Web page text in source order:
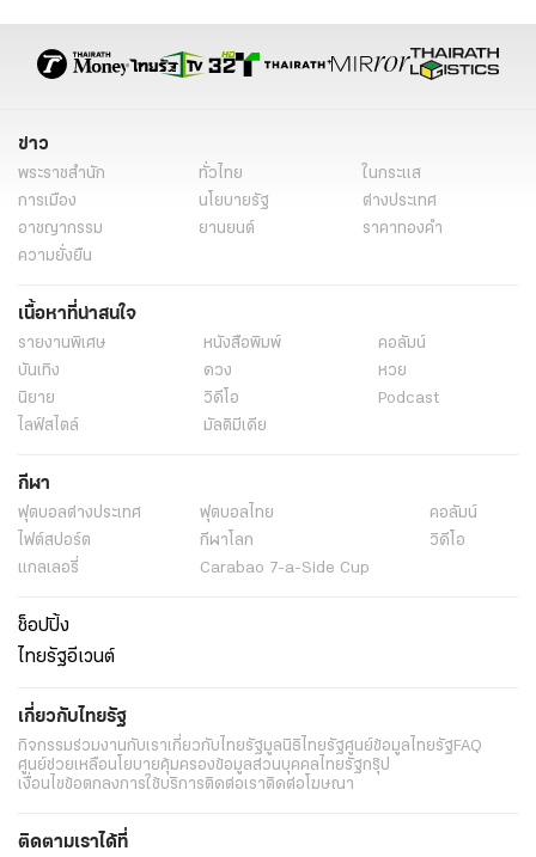
ข่าว
พระราชสำนัก ทั่วไทย
ในกระแส
การเมือง
นโยบายรัฐ
ต่างประเทศ
อาชญากรรม
ยานยนต์
ราคาทองคำ
ความยั่งยืน
เนื้อหาที่น่าสนใจ
รายงานพิเศษ หนังสือพิมพ์
คอลัมน์
บันเทิง
ดวง
หวย
นิยาย
วิดีโอ
Podcast
ไลฟ์สไตล์
มัลติมีเดีย
กีฬา
ฟุตบอลต่่างประเทศ ฟุตบอลไทย
คอลัมน์
ไฟต์สปอร์ต
กีฬาโลก
วิดีโอ
แกลเลอรี่
Carabao 7-a-Side Cup
ช็อปปิ้ง
ไทยรัฐอีเวนต์
เกี่ยวกับไทยรัฐ
กิจกรรมร่วมงานกับเราเกี่ยวกับไทยรัฐมูลนิธิไทยรัฐศูนย์ข้อมูลไทยรัฐFAQ
ศูนย์ช่วยเหลือนโยบายคุ้มครองข้อมูลส่วนบุคคลไทยรัฐกรุ๊ป
เงื่อนไขข้อตกลงการใช้บริการติดต่อเราติดต่อโฆษณา
ติดตามเราได้ที่